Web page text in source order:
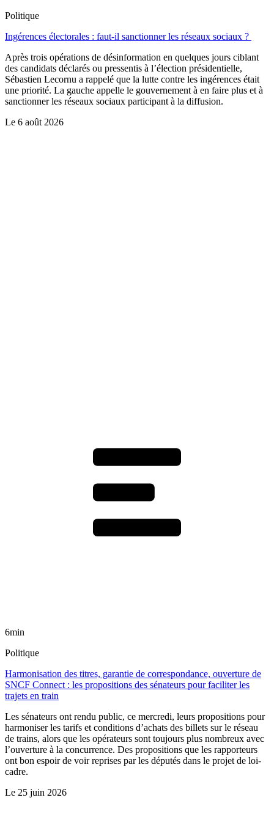
Politique
Ingérences électorales : faut-il sanctionner les réseaux sociaux ?
Après trois opérations de désinformation en quelques jours ciblant
des candidats déclarés ou pressentis à l’élection présidentielle,
Sébastien Lecornu a rappelé que la lutte contre les ingérences était
une priorité. La gauche appelle le gouvernement à en faire plus et à
sanctionner les réseaux sociaux participant à la diffusion.
Le 6 août 2026
6min
Politique
Harmonisation des titres, garantie de correspondance, ouverture de
SNCF Connect : les propositions des sénateurs pour faciliter les
trajets en train
Les sénateurs ont rendu public, ce mercredi, leurs propositions pour
harmoniser les tarifs et conditions d’achats des billets sur le réseau
de trains, alors que les opérateurs sont toujours plus nombreux avec
l’ouverture à la concurrence. Des propositions que les rapporteurs
ont bon espoir de voir reprises par les députés dans le projet de loi-
cadre.
Le 25 juin 2026